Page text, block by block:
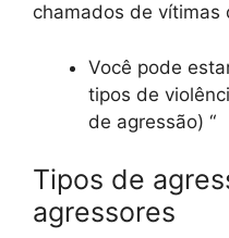
chamados de vítimas
Você pode
tipos de
de agressão) “
Tipos de
agressores